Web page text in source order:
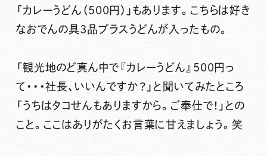
「カレーうどん（500円）」 もあります。こちらは好き
なおでんの具3品プラスうどんが入ったもの。
「観光地のど真ん中で『カレーうどん』500円っ
て・・・社長、いいんですか？」と聞いてみたところ
「うちはタコせんもありますから。ご奉仕で！」との
こと。ここはありがたくお言葉に甘えましょう。笑